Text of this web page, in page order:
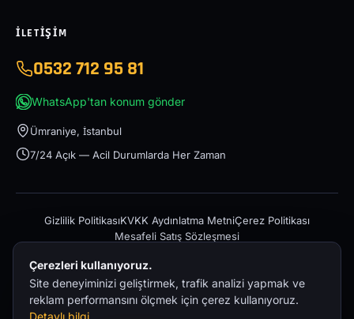
İLETIŞIM
0532 712 95 81
WhatsApp'tan konum gönder
Ümraniye, İstanbul
7/24 Açık — Acil Durumlarda Her Zaman
Gizlilik PolitikasıKVKK Aydınlatma MetniÇerez Politikası
Mesafeli Satış Sözleşmesi
Çerezleri kullanıyoruz.
Site deneyiminizi geliştirmek, trafik analizi yapmak ve
reklam performansını ölçmek için çerez kullanıyoruz.
Detaylı bilgi